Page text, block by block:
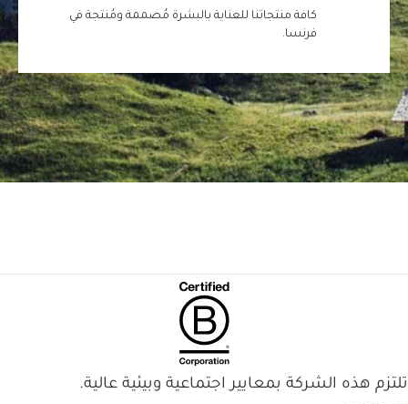
كافة منتجاتنا للعناية بالبشرة مُصممة ومُنتجة في
فرنسا.
تلتزم هذه الشركة بمعايير اجتماعية وبيئية عالية.